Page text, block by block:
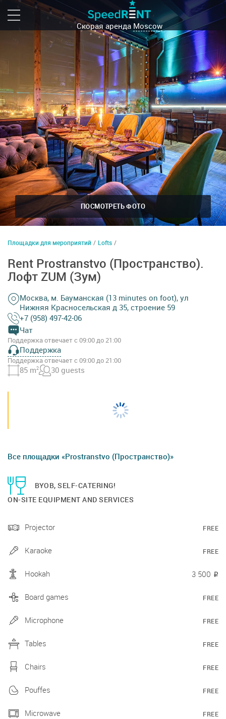
Скорая аренда Moscow
ПОСМОТРЕТЬ ФОТО
Площадки для мероприятий / Lofts /
Rent Prostranstvo (Пространство).
Лофт ZUM (Зум)
Москва, м. Бауманская (13 minutes on foot), ул
Нижняя Красносельская д 35, строение 59
+7 (958) 497-42-06
Чат
Поддержка отвечает с 09:00 до 21:00
Поддержка
Поддержка отвечает с 09:00 до 21:00
85 m2 30 guests
Все площадки «Prostranstvo (Пространство)»
BYOB, SELF-CATERING!
ON-SITE EQUIPMENT AND SERVICES
Projector FREE
Karaoke FREE
Hookah 3 500 ₽
Board games FREE
Microphone FREE
Tables FREE
Chairs FREE
Pouffes FREE
Microwave FREE